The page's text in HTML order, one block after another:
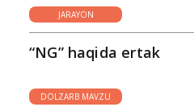
JARAYON
“NG” haqida ertak
DOLZARB MAVZU